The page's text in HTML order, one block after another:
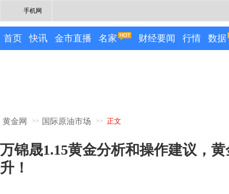
手机网
首页 快讯 金市直播 名家 财经要闻 行情 数据
黄金网 >> 国际原油市场 >> 正文
万锦晟1.15黄金分析和操作建议，
升！